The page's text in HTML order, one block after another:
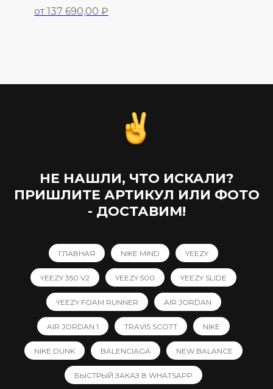
от 137 690,00 ₽
НЕ НАШЛИ, ЧТО ИСКАЛИ?
ПРИШЛИТЕ АРТИКУЛ ИЛИ ФОТО
- ДОСТАВИМ!
ГЛАВНАЯ NIKE MIND YEEZY
YEEZY 350 V2 YEEZY 500 YEEZY SLIDE
YEEZY FOAM RUNNER AIR JORDAN
AIR JORDAN 1 TRAVIS SCOTT NIKE
NIKE DUNK BALENCIAGA NEW BALANCE
БЫСТРЫЙ ЗАКАЗ В WHATSAPP